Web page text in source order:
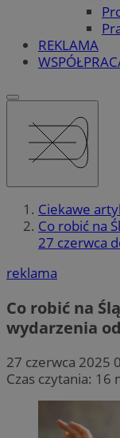
REKLAMA
Ciekawe
Co robić na
27 czerwca
reklama
Co robić na
wydarzenia
27 czerwca 2025
Czas czytania: 16